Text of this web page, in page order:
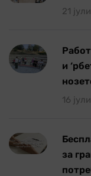
21
и
16
за